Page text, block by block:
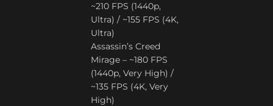
~210 FPS (1440p,
Ultra) / ~155 FPS (4K,
Ultra)
Assassin’s Creed
Mirage – ~180 FPS
(1440p, Very High) /
~135 FPS (4K, Very
High)